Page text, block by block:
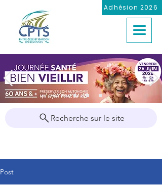
Adhésion 2026
Recherche sur le site
Post